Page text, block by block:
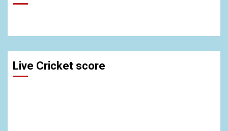
Live Cricket score